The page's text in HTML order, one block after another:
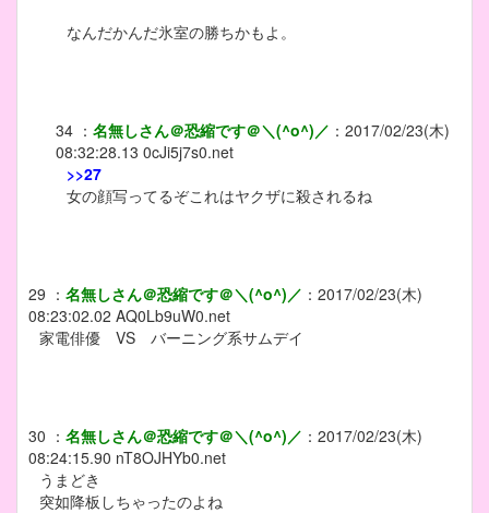
なんだかんだ氷室の勝ちかもよ。
34 ： 名無しさん＠恐縮です＠＼(^o^)／ ： 2017/02/23(木)
08:32:28.13 0cJi5j7s0.net
>>27
女の顔写ってるぞこれはヤクザに殺されるね
29 ： 名無しさん＠恐縮です＠＼(^o^)／ ： 2017/02/23(木)
08:23:02.02 AQ0Lb9uW0.net
家電俳優 VS バーニング系サムデイ
30 ： 名無しさん＠恐縮です＠＼(^o^)／ ： 2017/02/23(木)
08:24:15.90 nT8OJHYb0.net
うまどき
突如降板しちゃったのよね